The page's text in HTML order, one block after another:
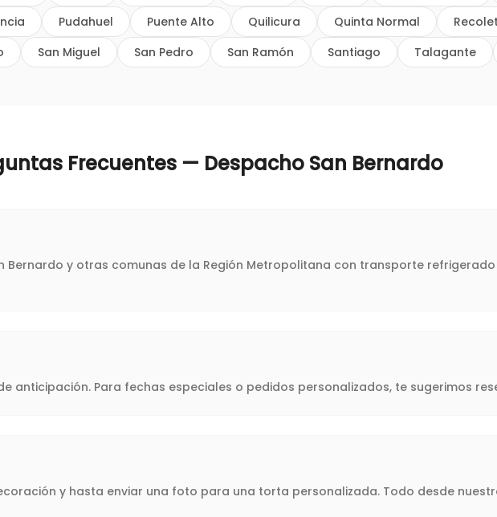
Pudahuel Puente Alto Quilicura Quinta Normal
San Miguel San Pedro San Ramón Santiago Talagante
Frecuentes — Despacho San Bernardo
Bernardo y otras comunas de la Región Metropolitana con transporte
anticipación. Para fechas especiales o pedidos personalizados, te sugerimos
y hasta enviar una foto para una torta personalizada. Todo desde